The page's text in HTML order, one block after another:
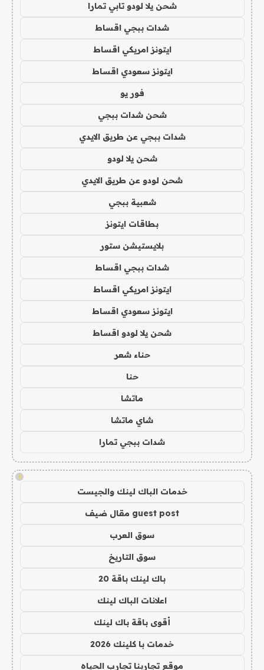
شحن يلا لودو تابي تمارا
شدات ببجي اقساط
ايتونز امريكي اقساط
ايتونز سعودي اقساط
فور يو
شحن شدات ببجي
شدات ببجي عن طريق الايدي
شحن يلا لودو
شحن لودو عن طريق الايدي
شعبية ببجي
بطاقات ايتونز
بلايستيشن ستور
شدات ببجي اقساط
ايتونز امريكي اقساط
ايتونز سعودي اقساط
شحن يلا لودو اقساط
حناء شعر
حنا
ماتشا
شاي ماتشا
شدات ببجي تمارا
!
خدمات الباك لينك والجيست
guest post مقال ضيف
سوق العرب
سوق التاريخ
باك لينك باقة 20
اعلانات الباك لينك
أقوى باقة باك لينك
خدمات با كلينك 2026
موقع تجاربنا تجارب الحياه